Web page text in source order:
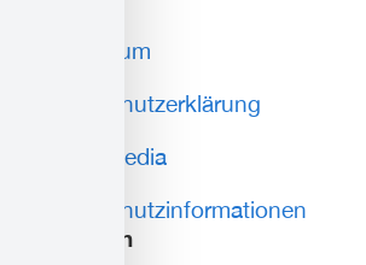
Impressum
Datenschutzerklärung
Social Media
Datenschutzinformationen
Spenden